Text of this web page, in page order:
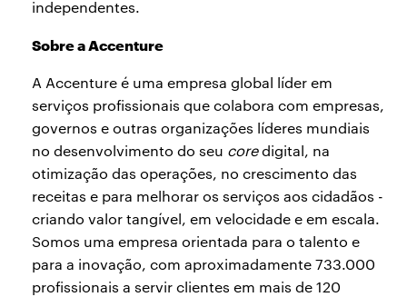
independentes.
Sobre a Accenture
A Accenture é uma empresa global líder em
serviços profissionais que colabora com empresas,
governos e outras organizações líderes mundiais
no desenvolvimento do seu coredigital, na
otimização das operações, no crescimento das
receitas e para melhorar os serviços aos cidadãos -
criando valor tangível, em velocidade e em escala.
Somos uma empresa orientada para o talento e
para a inovação, com aproximadamente 733.000
profissionais a servir clientes em mais de 120